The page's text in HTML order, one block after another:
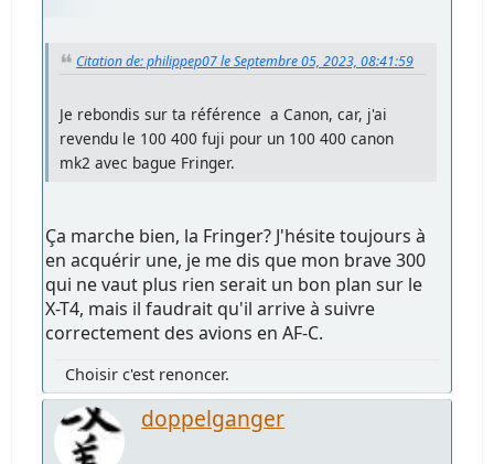
Citation de: philippep07 le Septembre 05, 2023, 08:41:59
Je rebondis sur ta référence a Canon, car, j'ai
revendu le 100 400 fuji pour un 100 400 canon
mk2 avec bague Fringer.
Ça marche bien, la Fringer? J'hésite toujours à
en acquérir une, je me dis que mon brave 300
qui ne vaut plus rien serait un bon plan sur le
X-T4, mais il faudrait qu'il arrive à suivre
correctement des avions en AF-C.
Choisir c'est renoncer.
doppelganger